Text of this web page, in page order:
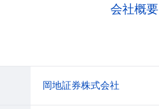
会社概要
岡地証券株式会社